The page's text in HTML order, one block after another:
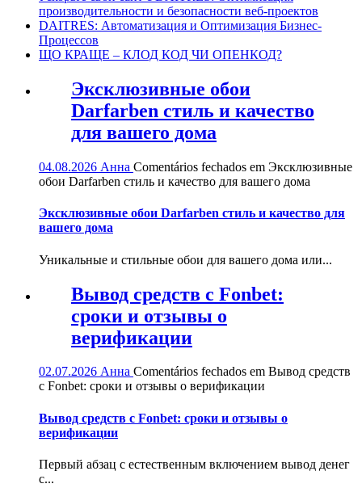
производительности и безопасности веб-проектов
DAITRES: Автоматизация и Оптимизация Бизнес-
Процессов
ЩО КРАЩЕ – КЛОД КОД ЧИ ОПЕНКОД?
Эксклюзивные обои
Darfarben стиль и качество
для вашего дома
04.08.2026 Анна Comentários fechados em Эксклюзивные
обои Darfarben стиль и качество для вашего дома
Эксклюзивные обои Darfarben стиль и качество для
вашего дома
Уникальные и стильные обои для вашего дома или...
Вывод средств с Fonbet:
сроки и отзывы о
верификации
02.07.2026 Анна Comentários fechados em Вывод средств
с Fonbet: сроки и отзывы о верификации
Вывод средств с Fonbet: сроки и отзывы о
верификации
Первый абзац с естественным включением вывод денег
с...